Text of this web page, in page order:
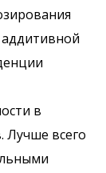
в
Лучше всего